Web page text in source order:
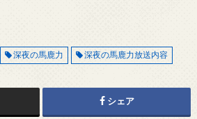
深夜の馬鹿力 深夜の馬鹿力放送内容
シェア